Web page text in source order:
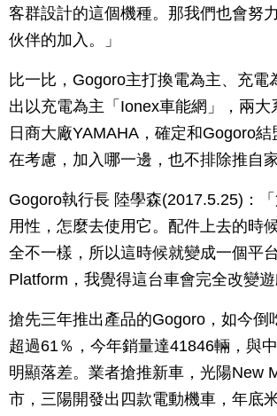
客群設計的這個機種。那我們也會努
伙伴的加入。」
比一比，Gogoro主打換電為主、充電
出以充電為主「Ionex車能網」，兩大
日商大廠YAMAHA，確定和Gogoro
在考慮，加入哪一邊，也不排除推自家
Gogoro執行長 陸學森(2017.5.25)：
用性，怎麼去使用它。配件上去的時
全不一樣，所以這時候就變成一個平
Platform，我覺得這台車會完全改變遊
搶先三年推出產品的Gogoro，如今倒
超過61％，今年銷量達41846輛，與
明顯落差。業者搶推新車，光陽New
市，三陽開發出四款電動機車，年底